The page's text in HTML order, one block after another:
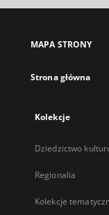
się
karcie
MAPA STRONY
Strona główna
Kolekcje
Dziedzictwo
Regionalia
Kolekcje